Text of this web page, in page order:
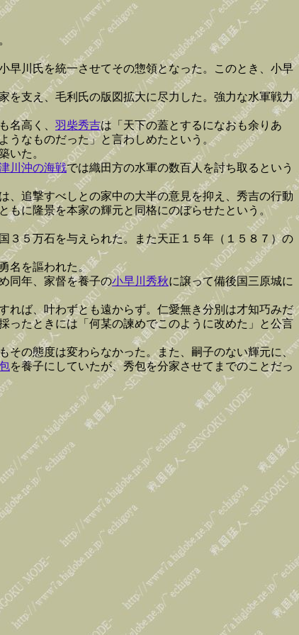
早川氏を統一させてその惣領となった。このとき、小早
を支え、毛利氏の版図拡大に尽力した。強力な水軍戦力
名高く、 羽柴秀吉は「天下の蓋とするになおも余りあ
うなものだった」と言わしめたという。
いた。
川沖の海戦では織田方の水軍の数百人を討ち取るという
、追撃すべしとの家中の大半の意見を抑え、秀吉の行動
もに隆景を本家の輝元と同格にのぼらせたという。
３５万石を与えられた。また天正１５年（１５８７）の
名を謳われた。
同年、家督を養子の小早川秀秋に譲って備後国三原城に
れば、叶わずとも遠からず。仁愛無き分別は才知巧みだ
ったときには「何某の諫めでこのように改めた」と公言
その態度は変わらなかった。また、嗣子のない輝元に、
を養子にしていたが、秀包を分家させてまでのことだっ